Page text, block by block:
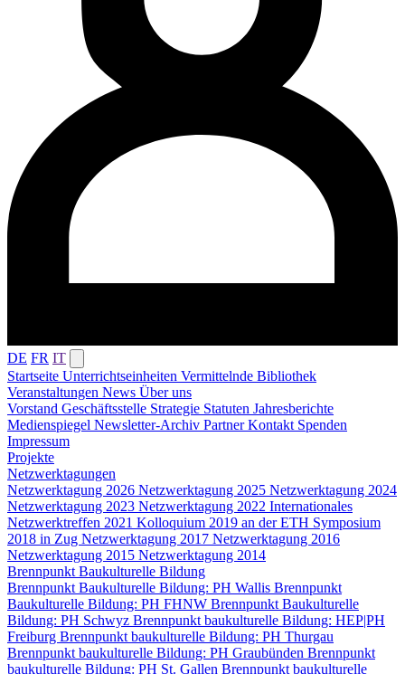
DE FR IT
Startseite Unterrichtseinheiten Vermittelnde Bibliothek
Veranstaltungen News Über uns
Vorstand Geschäftsstelle Strategie Statuten Jahresberichte
Medienspiegel Newsletter-Archiv PartnerKontakt Spenden
Impressum
Projekte
Netzwerktagungen
Netzwerktagung 2026 Netzwerktagung 2025 Netzwerktagung 2024
Netzwerktagung 2023 Netzwerktagung 2022 Internationales
Netzwerktreffen 2021 Kolloquium 2019 an der ETH Symposium
2018 in Zug Netzwerktagung 2017 Netzwerktagung 2016
Netzwerktagung 2015 Netzwerktagung 2014
Brennpunkt Baukulturelle Bildung
Brennpunkt Baukulturelle Bildung: PH Wallis Brennpunkt
Baukulturelle Bildung: PH FHNW Brennpunkt Baukulturelle
Bildung: PH Schwyz Brennpunkt baukulturelle Bildung: HEP|PH
Freiburg Brennpunkt baukulturelle Bildung: PH Thurgau
Brennpunkt baukulturelle Bildung: PH Graubünden Brennpunkt
baukulturelle Bildung: PH St. Gallen Brennpunkt baukulturelle